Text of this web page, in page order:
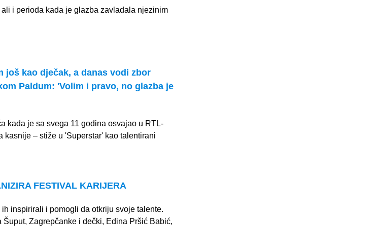
i perioda kada je glazba zavladala njezinim
kao dječak, a danas vodi zbor
Paldum: 'Volim i pravo, no glazba je
kada je sa svega 11 godina osvajao u RTL-
– stiže u 'Superstar' kao talentirani
FESTIVAL KARIJERA
inspirirali i pomogli da otkriju svoje talente.
Zagrepčanke i dečki, Edina Pršić Babić,